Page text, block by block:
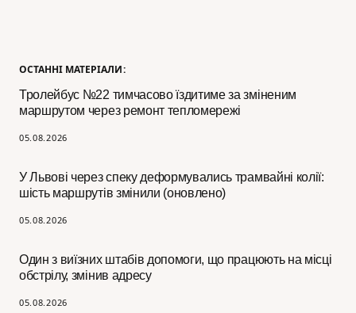
ОСТАННІ МАТЕРІАЛИ:
Тролейбус №22 тимчасово їздитиме за зміненим
маршрутом через ремонт тепломережі
05.08.2026
У Львові через спеку деформувались трамвайні колії:
шість маршрутів змінили (оновлено)
05.08.2026
Один з виїзних штабів допомоги, що працюють на місці
обстрілу, змінив адресу
05.08.2026